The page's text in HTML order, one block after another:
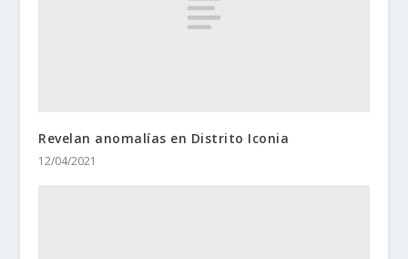
Revelan anomalías en Distrito Iconia
12/04/2021